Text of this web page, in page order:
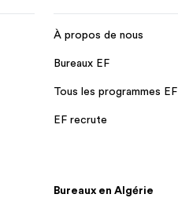
À propos de nous
Bureaux EF
Tous les programmes EF
EF recrute
Bureaux en Algérie